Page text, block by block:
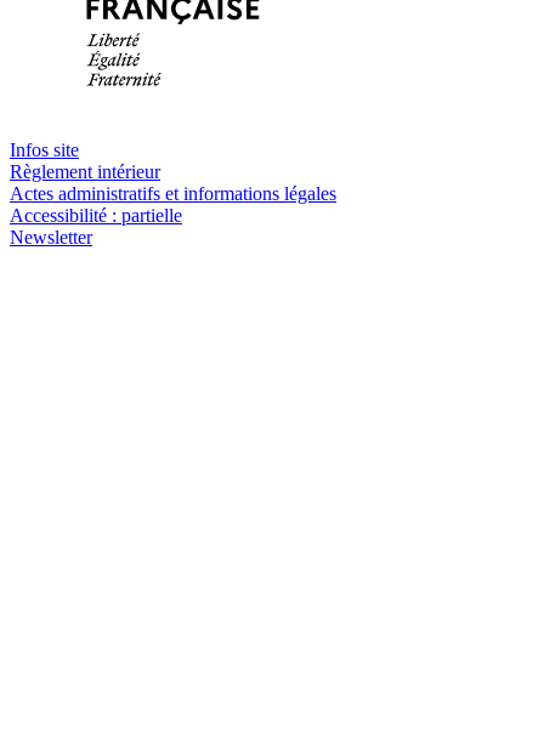
Infos site
Règlement intérieur
Actes administratifs et informations légales
Accessibilité : partielle
Newsletter